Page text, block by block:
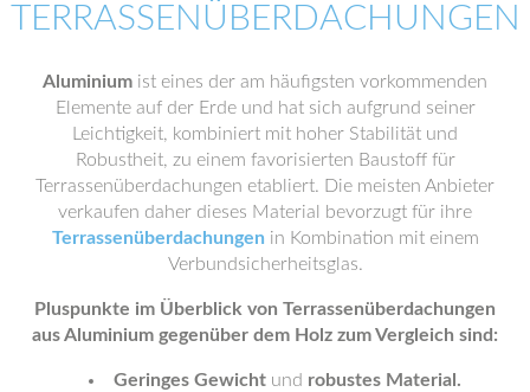
TERRASSENÜBERDACHUNGEN
Aluminium ist eines der am häufigsten vorkommenden
Elemente auf der Erde und hat sich aufgrund seiner
Leichtigkeit, kombiniert mit hoher Stabilität und
Robustheit, zu einem favorisierten Baustoff für
Terrassenüberdachungen etabliert. Die meisten Anbieter
verkaufen daher dieses Material bevorzugt für ihre
Terrassenüberdachungen in Kombination mit einem
Verbundsicherheitsglas.
Pluspunkte im Überblick von Terrassenüberdachungen
aus Aluminium gegenüber dem Holz zum Vergleich sind:
Geringes Gewichtund robustes Material.